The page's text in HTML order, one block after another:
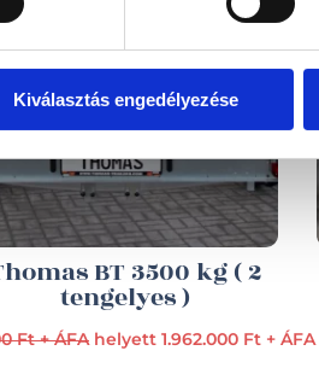
Kiválasztás engedélyezése
BT 3500 kg ( 2
tengelyes )
Ft + ÁFA helyett 1.962.000 Ft + ÁFA